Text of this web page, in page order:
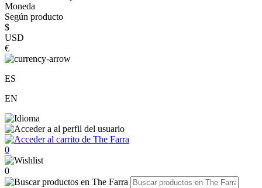
Moneda
Según producto
$
USD
€
ES
EN
0
0